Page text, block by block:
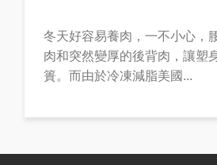
冬天好容易養肉，一不小心，
肉和突然變厚的後背肉，讓塑
簣。而由於冷凍減脂美國...